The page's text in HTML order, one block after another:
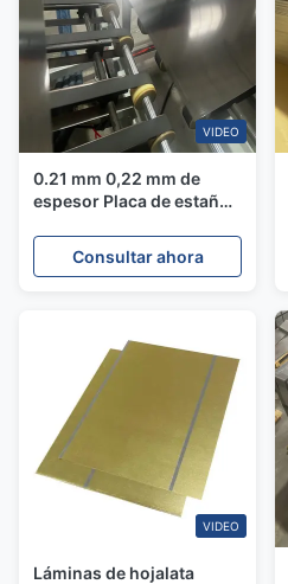
VIDEO
0.21 mm 0,22 mm de
espesor Placa de estaño
calidad alimentaria para
latas de alimentos
Consultar ahora
VIDEO
Láminas de hojalata